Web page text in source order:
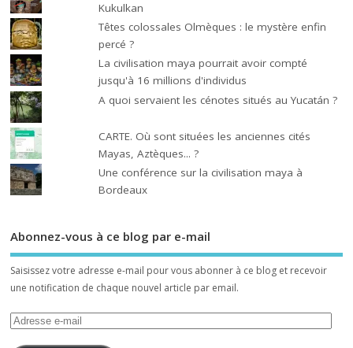
Kukulkan
Têtes colossales Olmèques : le mystère enfin
percé ?
La civilisation maya pourrait avoir compté
jusqu'à 16 millions d'individus
A quoi servaient les cénotes situés au Yucatán ?
CARTE. Où sont situées les anciennes cités
Mayas, Aztèques... ?
Une conférence sur la civilisation maya à
Bordeaux
Abonnez-vous à ce blog par e-mail
Saisissez votre adresse e-mail pour vous abonner à ce blog et recevoir
une notification de chaque nouvel article par email.